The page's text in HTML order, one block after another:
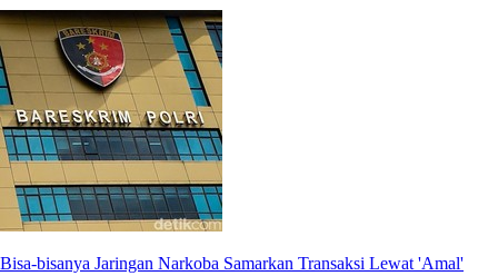
Bisa-bisanya Jaringan Narkoba Samarkan Transaksi Lewat 'Amal'